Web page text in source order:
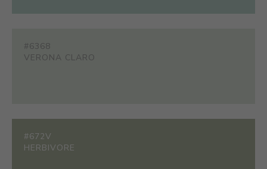
#6368
VERONA CLARO
#672V
HERBIVORE